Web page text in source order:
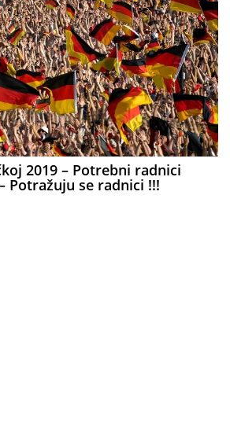
2019 – Potrebni radnici
Potražuju se radnici !!!